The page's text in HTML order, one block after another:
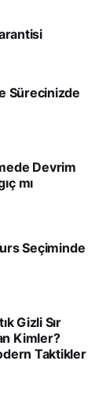
Sürecinizde
Devrim
mı
Seçiminde
Gizli Sır
Kimler?
Taktikler